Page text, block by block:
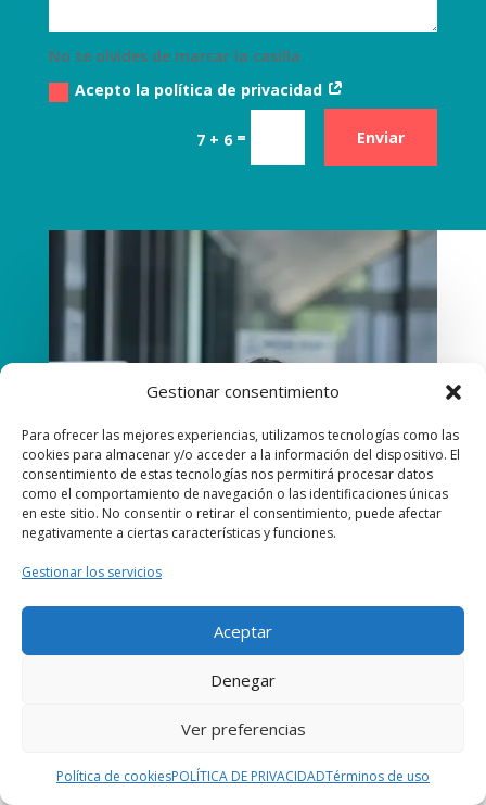
Gestionar consentimiento
Para ofrecer las mejores experiencias, utilizamos tecnologías como las
cookies para almacenar y/o acceder a la información del dispositivo. El
consentimiento de estas tecnologías nos permitirá procesar datos
como el comportamiento de navegación o las identificaciones únicas
en este sitio. No consentir o retirar el consentimiento, puede afectar
negativamente a ciertas características y funciones.
Gestionar los servicios
Aceptar
Denegar
Ver preferencias
Política de cookiesPOLÍTICA DE PRIVACIDADTérminos de uso
No te olvides de marcar la casilla
Acepto la política de privacidad
7 + 6= Enviar